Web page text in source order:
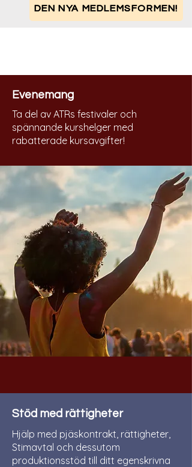
DEN NYA MEDLEMSFORMEN!
Evenemang
Ta del av ATRs festivaler och
spännande kurshelger med
rabatterade kursavgifter!
Stöd med rättigheter
Hjälp med pjäskontrakt, rättigheter,
Stimavtal och dessutom
produktionsstöd till ditt egenskrivna